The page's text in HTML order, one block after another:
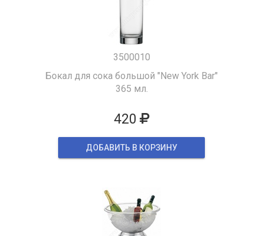
3500010
Бокал для сока большой "New York Bar"
365 мл.
420
ДОБАВИТЬ В КОРЗИНУ